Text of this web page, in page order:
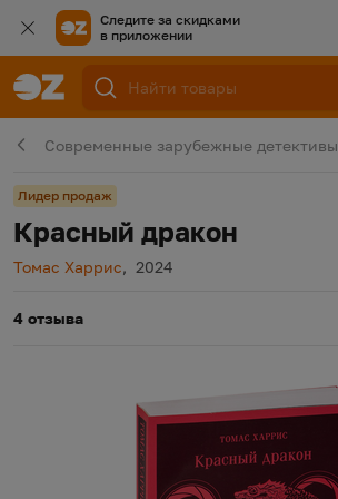
Следите за скидками
в приложении
Современные зарубежные детективы
Лидер продаж
Красный дракон
Автор
Томас Харрис, Год издания
2024
4 отзыва